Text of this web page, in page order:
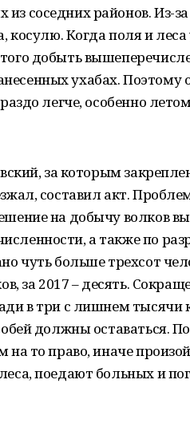
соседних районов. Из-
косулю. Когда поля и
добыть
ухабах. Поэтому
легче, особенно
за которым
составил акт.
на добычу волков
а также по
чуть больше трехсот
за 2017 – десять.
в три с лишнем тысячи
должны оставаться.
то право, иначе
поедают больных и